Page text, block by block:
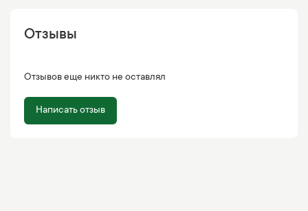
Отзывы
Отзывов еще никто не оставлял
Написать отзыв